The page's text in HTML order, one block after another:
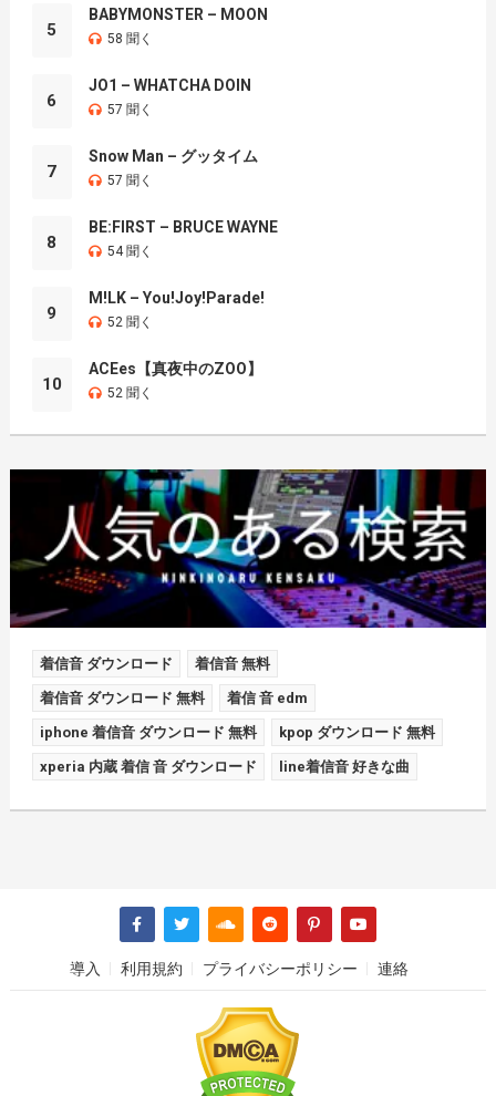
5
BABYMONSTER – MOON
58 聞く
6
JO1 – WHATCHA DOIN
57 聞く
7
Snow Man – グッタイム
57 聞く
8
BE:FIRST – BRUCE WAYNE
54 聞く
9
M!LK – You!Joy!Parade!
52 聞く
10
ACEes【真夜中のZOO】
52 聞く
着信音 ダウンロード 着信音 無料
着信音 ダウンロード 無料 着信 音 edm
iphone 着信音 ダウンロード 無料 kpop ダウンロード 無料
xperia 内蔵 着信 音 ダウンロード line着信音 好きな曲
導入 利用規約 プライバシーポリシー 連絡